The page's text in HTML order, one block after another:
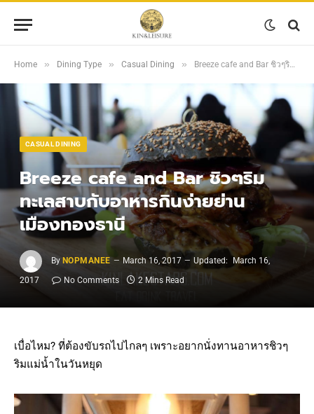
Home » Dining Type » Casual Dining » Breeze cafe and Bar ชิวๆริมทะเลสาบกับอาหารกินง่ายย่านเมืองทองธานี
CASUAL DINING
Breeze cafe and Bar ชิวๆริม
ทะเลสาบกับอาหารกินง่ายย่าน
เมืองทองธานี
By NOPMANEE March 16, 2017 Updated:
March 16,
2017
No Comments 2 Mins Read
เบื่อไหม? ที่ต้องขับรถไปไกลๆ เพราะอยากนั่งทานอาหารชิวๆ
ริมแม่น้ำในวันหยุด